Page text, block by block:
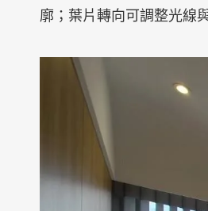
廓；葉片轉向可調整光線